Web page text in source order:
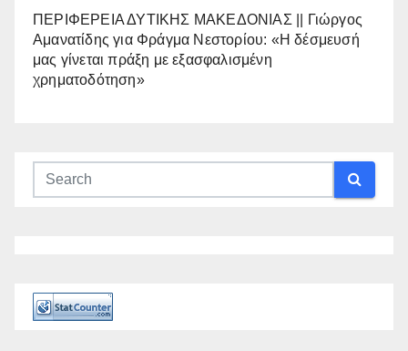
ΠΕΡΙΦΕΡΕΙΑ ΔΥΤΙΚΗΣ ΜΑΚΕΔΟΝΙΑΣ || Γιώργος
Αμανατίδης για Φράγμα Νεστορίου: «Η δέσμευσή
μας γίνεται πράξη με εξασφαλισμένη
χρηματοδότηση»